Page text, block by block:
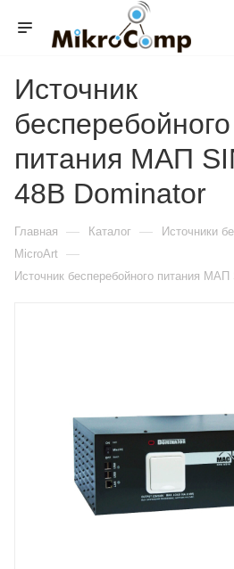
Источник
бесперебойного
питания МАП
48В Dominator
Главная — Каталог — Источники
MicroArt —
Источник бесперебойного питания